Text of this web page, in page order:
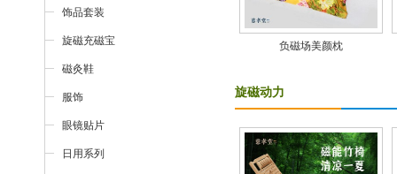
饰品套装
旋磁充磁宝
磁灸鞋
服饰
眼镜贴片
日用系列
负磁场美颜枕
旋磁动力